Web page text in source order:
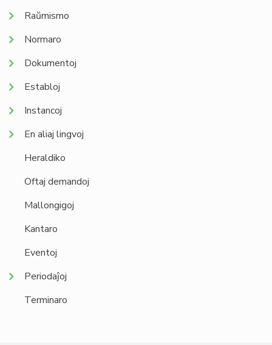
Raŭmismo
Normaro
Dokumentoj
Establoj
Instancoj
En aliaj lingvoj
Heraldiko
Oftaj demandoj
Mallongigoj
Kantaro
Eventoj
Periodaĵoj
Terminaro